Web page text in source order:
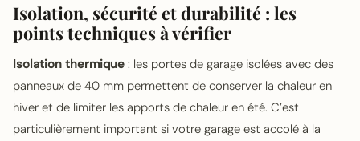
Isolation, sécurité et durabilité : les
points techniques à vérifier
Isolation thermique : les portes de garage isolées avec des
panneaux de 40 mm permettent de conserver la chaleur en
hiver et de limiter les apports de chaleur en été. C’est
particulièrement important si votre garage est accolé à la